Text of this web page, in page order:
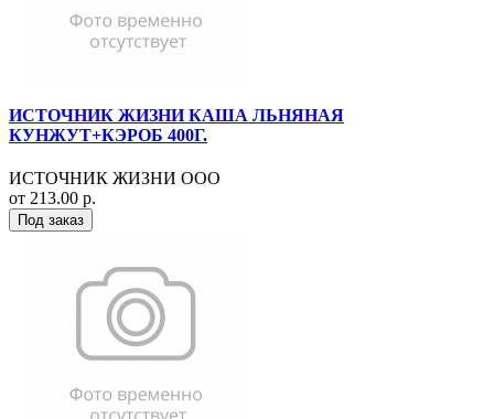
ИСТОЧНИК ЖИЗНИ КАША ЛЬНЯНАЯ
КУНЖУТ+КЭРОБ 400Г.
ИСТОЧНИК ЖИЗНИ ООО
от 213.00 р.
Под заказ